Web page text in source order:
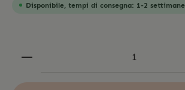
Disponibile, tempi di consegna: 1-2 settimane